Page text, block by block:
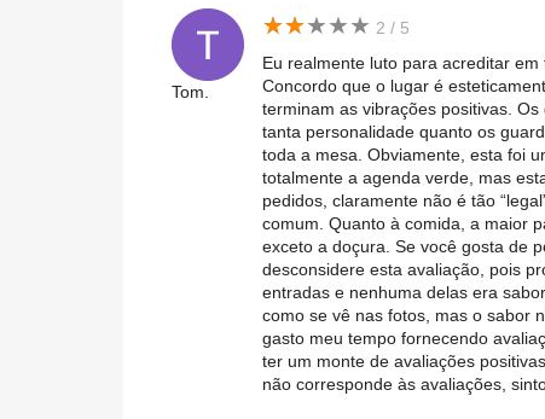
Tom.
★★★★★
★★★★★ 2 / 5
Eu realmente luto para acreditar
Concordo que o lugar é
terminam as vibrações positivas.
tanta personalidade quanto os
toda a mesa. Obviamente, esta foi
totalmente a agenda verde, mas
pedidos, claramente não é tão
comum. Quanto à comida, a maior
exceto a doçura. Se você gosta de
desconsidere esta avaliação, pois
entradas e nenhuma delas era
como se vê nas fotos, mas o sabor
gasto meu tempo fornecendo
ter um monte de avaliações
não corresponde às avaliações,